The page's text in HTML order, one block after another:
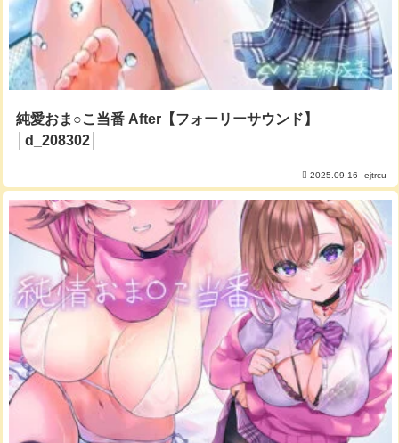
純愛おま○こ当番 After【フォーリーサウンド】
│d_208302│
2025.09.16 ejtrcu